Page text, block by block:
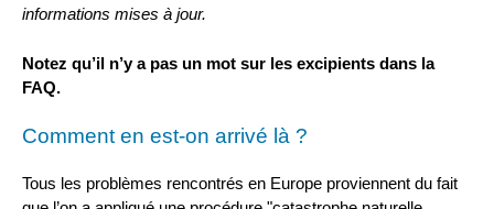
informations mises à jour.
Notez qu’il n’y a pas un mot sur les excipients dans la
FAQ.
Comment en est-on arrivé là ?
Tous les problèmes rencontrés en Europe proviennent du fait